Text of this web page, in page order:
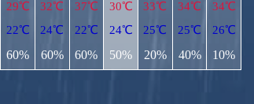
29℃
22℃
60%
32℃
24℃
60%
37℃
22℃
60%
30℃
24℃
50%
33℃
25℃
20%
34℃
25℃
40%
34℃
26℃
10%